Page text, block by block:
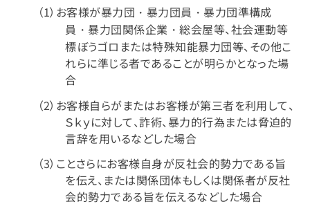
（1）お客様が暴力団・暴力団員・暴力団準構成
員・暴力団関係企業・総会屋等、社会運動等
標ぼうゴロまたは特殊知能暴力団等、その他こ
れらに準じる者であることが明らかとなった場
合
（2）お客様自らがまたはお客様が第三者を利用して、
Ｓｋｙに対して、詐術、暴力的行為または脅迫的
言辞を用いるなどした場合
（3）ことさらにお客様自身が反社会的勢力である旨
を伝え、または関係団体もしくは関係者が反社
会的勢力である旨を伝えるなどした場合